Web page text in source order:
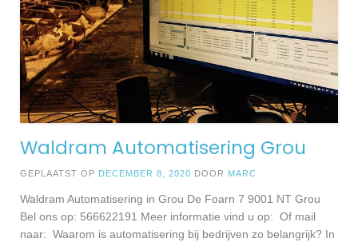
Waldram Automatisering Grou
GEPLAATST OP DECEMBER 8, 2020 DOOR MARC
Waldram Automatisering in Grou De Foarn 7 9001 NT Grou
Bel ons op: 566622191 Meer informatie vind u op: Of mail
naar: Waarom is automatisering bij bedrijven zo belangrijk? In